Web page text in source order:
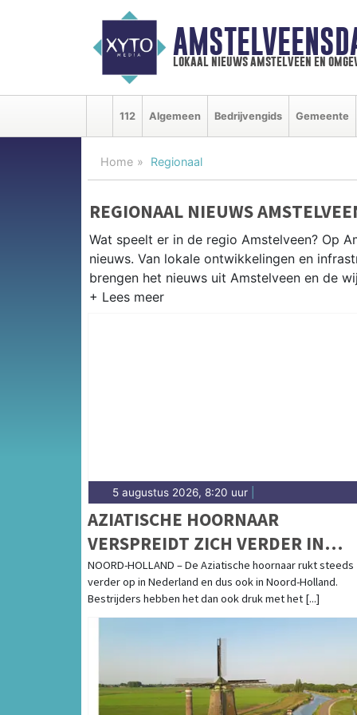
lokaal nieuws amstelveen en
112 Algemeen Bedrijvengids Gemeente
Home Regionaal
REGIONAAL NIEUWS
Wat speelt er in de regio Amstelveen? Op
nieuws. Van lokale ontwikkelingen en
brengen het nieuws uit Amstelveen en de
5 augustus 2026, 8:20 uur
AZIATISCHE HOORNAAR
VERSPREIDT ZICH VERDER IN
NOORD-HOLLAND
NOORD-HOLLAND – De Aziatische hoornaar rukt steeds
verder op in Nederland en dus ook in Noord-Holland.
Bestrijders hebben het dan ook druk met het [...]